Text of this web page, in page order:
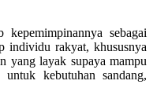
sebagai
individu rakyat, khususnya
yang layak supaya mampu
kebutuhan sandang,